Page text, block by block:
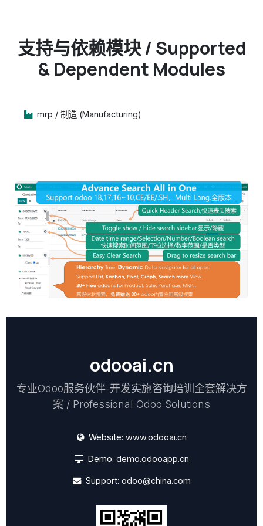
支持与依赖模块 / Supported
& Dependent Modules
mrp / 制造 (Manufacturing)
odooai.cn
专业Odoo服务伙伴-开发实施咨询培训全套解决方
案 / Professional Odoo Solutions
Website: www.odooai.cn
Demo: demo.odooapp.cn
Support: odoo@china.com